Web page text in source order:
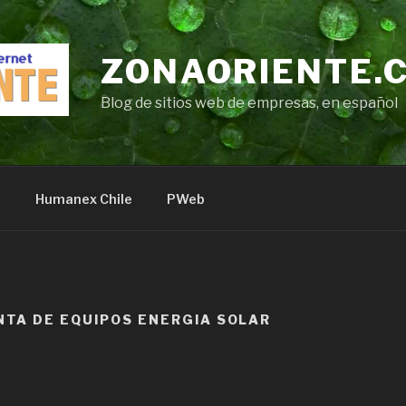
Blog de sitios web de empresas, en español
Humanex Chile PWeb
DE EQUIPOS ENERGIA SOLAR